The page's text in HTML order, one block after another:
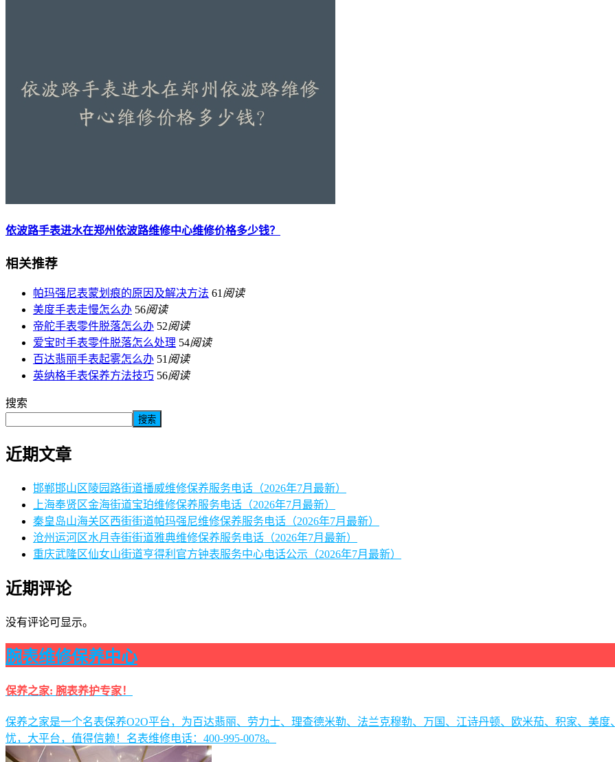
依波路手表进水在郑州依波路维修中心维修价格多少钱？
相关推荐
帕玛强尼表蒙划痕的原因及解决方法 61 阅读
美度手表走慢怎么办 56阅读
帝舵手表零件脱落怎么办 52阅读
爱宝时手表零件脱落怎么处理 54阅读
百达翡丽手表起雾怎么办 51 阅读
英纳格手表保养方法技巧 56阅读
搜索
搜索
近期文章
邯郸邯山区陵园路街道播威维修保养服务电话（2026年7月最新）
上海奉贤区金海街道宝珀维修保养服务电话（2026年7月最新）
秦皇岛山海关区西街街道帕玛强尼维修保养服务电话（2026年7月最新）
沧州运河区水月寺街街道雅典维修保养服务电话（2026年7月最新）
重庆武隆区仙女山街道亨得利官方钟表服务中心电话公示（2026年7月最新）
近期评论
没有评论可显示。
腕表维修保养中心
保养之家: 腕表养护专家！
保养之家是一个名表保养O2O平台，为百达翡丽、劳力士、理查德米勒、法兰克穆勒、万国、江诗丹顿、欧米茄、积家、美
忧，大平台，值得信赖！名表维修电话：400-995-0078。